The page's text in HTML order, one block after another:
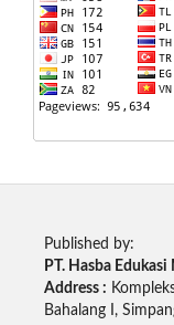
Published by:
PT. Hasba
Address :
Bahalang I,